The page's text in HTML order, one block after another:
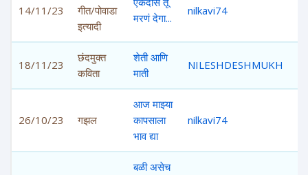
14/11/23
गीत/पोवाडा
इत्यादी
मरणं देगा...
nilkavi74
18/11/23
छंदमुक्त
कविता
शेती आणि
माती
NILESHDESHMUKH
26/10/23 गझल
आज माझ्या
कापसाला
भाव द्या
nilkavi74
बळी असेच